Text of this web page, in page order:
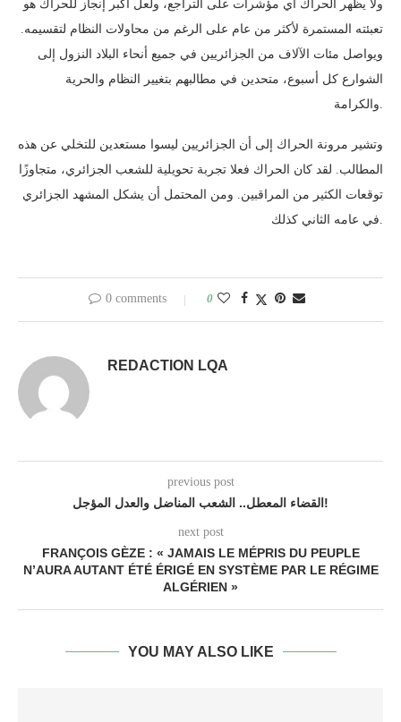
ولا يظهر الحراك أي مؤشرات على التراجع، ولعل أكبر إنجاز للحراك هو
تعبئته المستمرة لأكثر من عام على الرغم من محاولات النظام لتقسيمه.
ويواصل مئات الآلاف من الجزائريين في جميع أنحاء البلاد النزول إلى
الشوارع كل أسبوع، متحدين في مطالبهم بتغيير النظام والحرية
والكرامة.
وتشير مرونة الحراك إلى أن الجزائريين ليسوا مستعدين للتخلي عن هذه
المطالب. لقد كان الحراك فعلا تجربة تحويلية للشعب الجزائري، متجاوزًا
توقعات الكثير من المراقبين. ومن المحتمل أن يشكل المشهد الجزائري
في عامه الثاني كذلك.
0 comments 0
REDACTION LQA
previous post
القضاء المعطل.. الشعب المناضل والعدل المؤجل!
next post
FRANÇOIS GÈZE : « JAMAIS LE MÉPRIS DU PEUPLE
N’AURA AUTANT ÉTÉ ÉRIGÉ EN SYSTÈME PAR LE RÉGIME
ALGÉRIEN »
YOU MAY ALSO LIKE